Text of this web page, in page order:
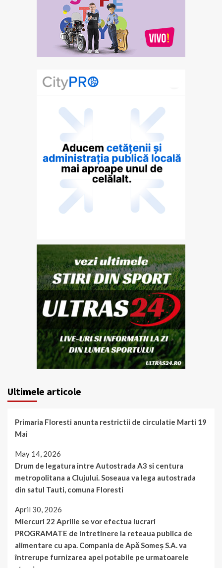
Ultimele articole
Primaria Floresti anunta restrictii de circulatie Marti 19
Mai
May 14, 2026
Drum de legatura intre Autostrada A3 si centura
metropolitana a Clujului. Soseaua va lega autostrada
din satul Tauti, comuna Floresti
April 30, 2026
Miercuri 22 Aprilie se vor efectua lucrari
PROGRAMATE de intretinere la reteaua publica de
alimentare cu apa. Compania de Apă Someș S.A. va
întrerupe furnizarea apei potabile pe urmatoarele